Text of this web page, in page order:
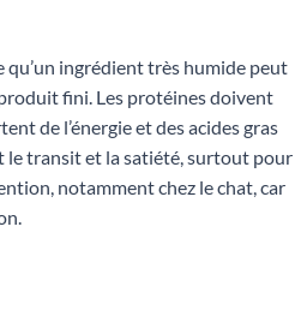
ingrédient très humide peut
fini. Les protéines doivent
de l’énergie et des acides gras
le transit et la satiété, surtout pour
notamment chez le chat, car